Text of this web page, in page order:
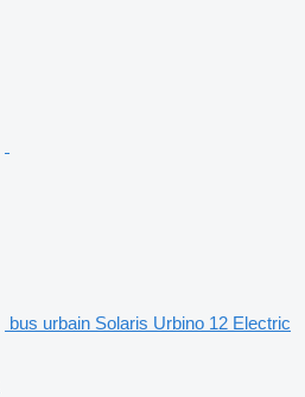
bus urbain Solaris Urbino 12 Electric